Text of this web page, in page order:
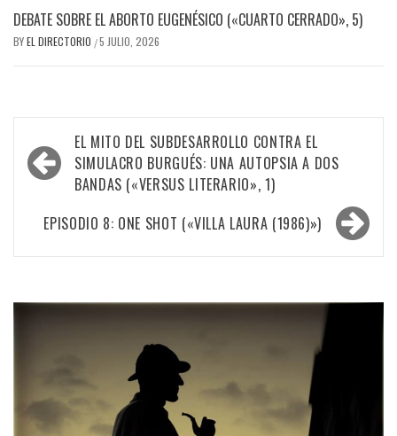
DEBATE SOBRE EL ABORTO EUGENÉSICO («CUARTO CERRADO», 5)
BYEL DIRECTORIO /5 JULIO, 2026
Navegación
de
entradas
EL MITO DEL SUBDESARROLLO CONTRA EL
SIMULACRO BURGUÉS: UNA AUTOPSIA A DOS
BANDAS («VERSUS LITERARIO», 1)
EPISODIO 8: ONE SHOT («VILLA LAURA (1986)»)